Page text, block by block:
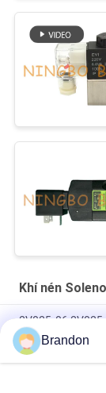
Khí nén
2V025-06
24VDC
Van khí điện từ
Brandon